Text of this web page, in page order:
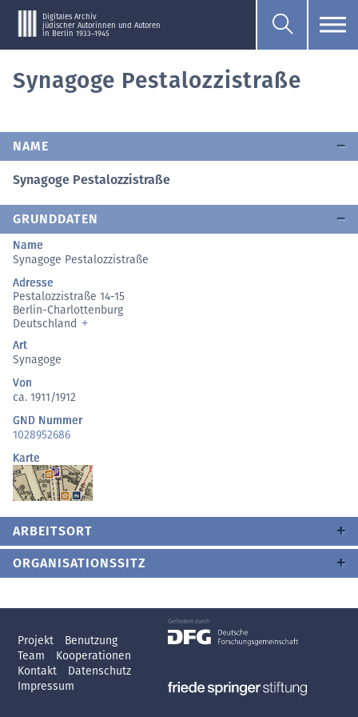
Digitales Archiv
jüdischer Autorinnen und Autoren
in Berlin 1933–1945
Synagoge Pestalozzistraße
NAME
Synagoge Pestalozzistraße
GRUNDDATEN
Name
Synagoge Pestalozzistraße
Adresse
Pestalozzistraße 14-15
Berlin-Charlottenburg
Deutschland
Art
Synagoge
Von
ca. 1911/1912
GND Nummer
1028952686
Karte
ARBEITSORT
ORGANISATIONSSITZ
Projekt
Benutzung
Team
Kooperationen
Kontakt
Datenschutz
Impressum